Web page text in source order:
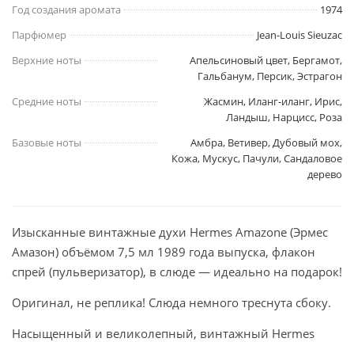
Год создания аромата
1974
Парфюмер
Jean-Louis Sieuzac
Верхние ноты
Апельсиновый цвет, Бергамот,
Гальбанум, Персик, Эстрагон
Средние ноты
Жасмин, Иланг-иланг, Ирис,
Ландыш, Нарцисс, Роза
Базовые ноты
Амбра, Ветивер, Дубовый мох,
Кожа, Мускус, Пачули, Сандаловое
дерево
Изысканные винтажные духи Hermes Amazone (Эрмес
Амазон) объёмом 7,5 мл 1989 года выпуска, флакон
спрей (пульверизатор), в слюде — идеально на подарок!
Оригинал, не реплика! Слюда немного треснута сбоку.
Насыщенный и великолепный, винтажный Hermes